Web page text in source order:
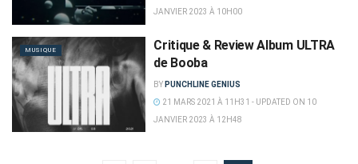
JANVIER 2023 À 10H00
MUSIQUE
Critique & Review Album ULTRA
de Booba
BY PUNCHLINE GENIUS
21 MARS 2021 À 11H31 - UPDATED ON 10
JANVIER 2023 À 12H48